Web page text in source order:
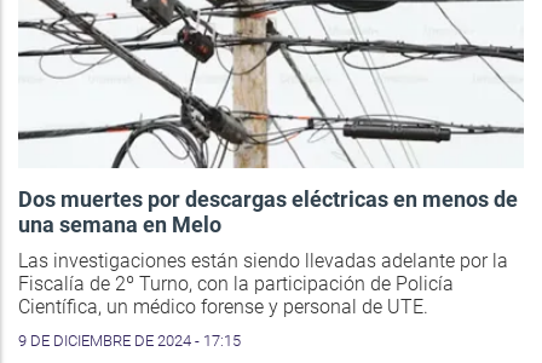
Dos muertes por descargas eléctricas en menos de
una semana en Melo
Las investigaciones están siendo llevadas adelante por la
Fiscalía de 2º Turno, con la participación de Policía
Científica, un médico forense y personal de UTE.
9 DE DICIEMBRE DE 2024 - 17:15